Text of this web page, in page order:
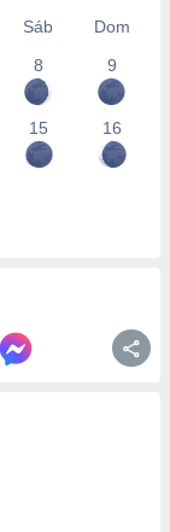
Sáb
Dom
8 9
15 16